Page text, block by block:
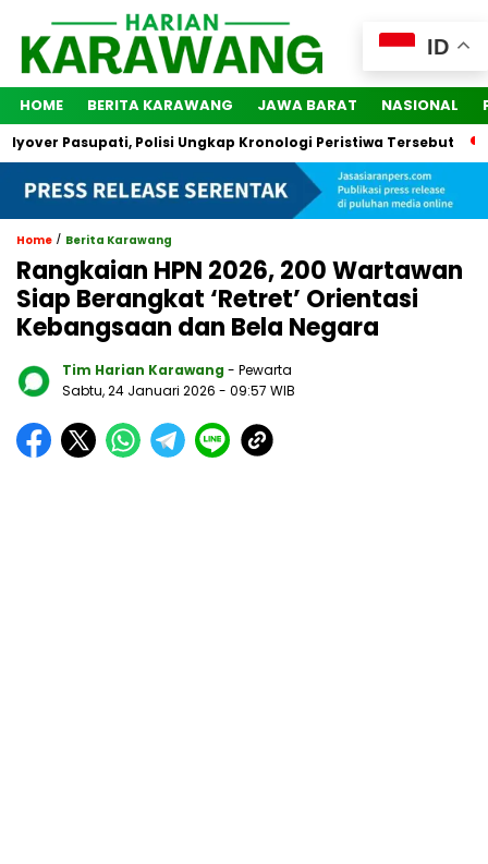
HOME BERITA KARAWANG JAWA BARAT NASIONAL
Pasupati, Polisi Ungkap Kronologi Peristiwa Tersebut 2
Home / Berita Karawang
Rangkaian HPN 2026, 200 Wartawan
Siap Berangkat ‘Retret’ Orientasi
Kebangsaan dan Bela Negara
Tim Harian Karawang - Pewarta
Sabtu, 24 Januari 2026 - 09:57 WIB
ID